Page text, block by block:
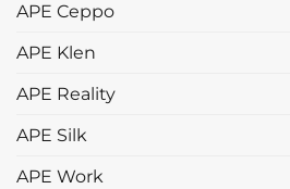
APE Ceppo
APE Klen
APE Reality
APE Silk
APE Work